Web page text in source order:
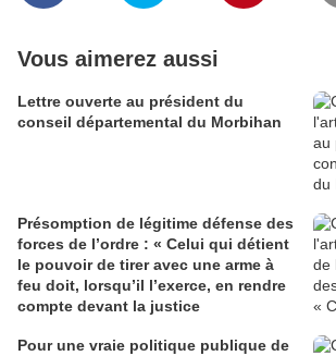
Vous aimerez aussi
Lettre ouverte au président du
conseil départemental du Morbihan
Présomption de légitime défense des
forces de l’ordre : « Celui qui détient
le pouvoir de tirer avec une arme à
feu doit, lorsqu’il l’exerce, en rendre
compte devant la justice
Pour une vraie politique publique de